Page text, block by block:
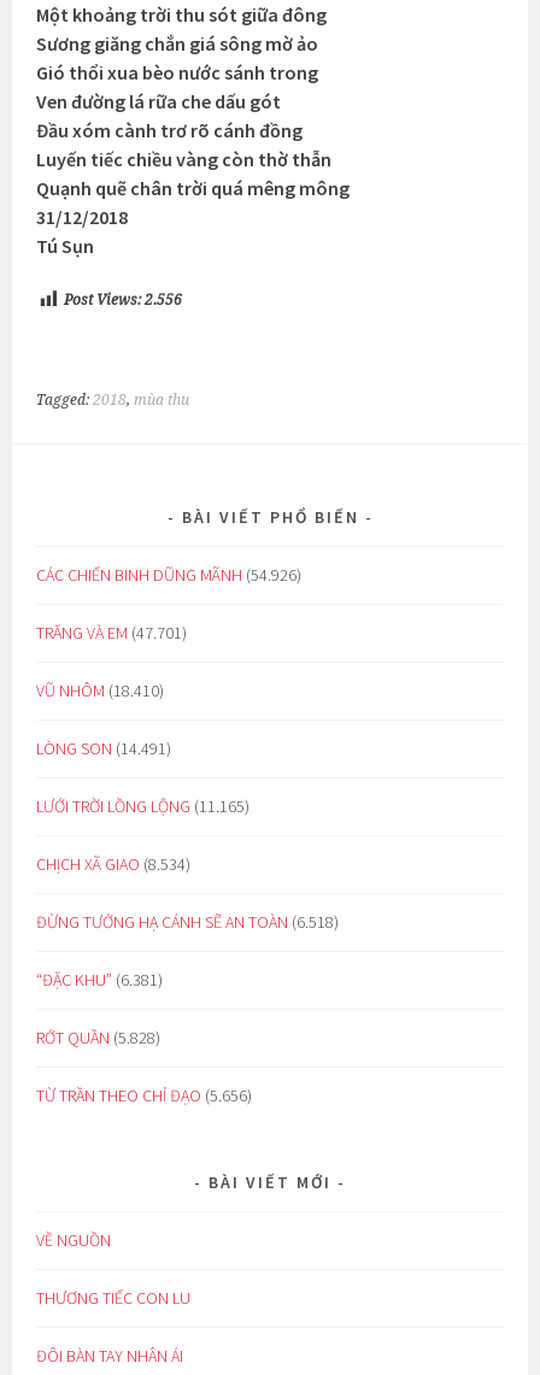
Một khoảng trời thu sót giữa đông
Sương giăng chắn giá sông mờ ảo
Gió thổi xua bèo nước sánh trong
Ven đường lá rữa che dấu gót
Đầu xóm cành trơ rõ cánh đồng
Luyến tiếc chiều vàng còn thờ thẫn
Quạnh quẽ chân trời quá mêng mông
31/12/2018
Tú Sụn
Post Views: 2.556
Tagged:2018,mùa thu
BÀI VIẾT PHỔ BIẾN
CÁC CHIẾN BINH DŨNG MÃNH (54.926)
TRĂNG VÀ EM (47.701)
VŨ NHÔM (18.410)
LÒNG SON (14.491)
LƯỚI TRỜI LỒNG LỘNG (11.165)
CHỊCH XÃ GIAO (8.534)
ĐỪNG TƯỞNG HẠ CÁNH SẼ AN TOÀN (6.518)
“ĐẶC KHU” (6.381)
RỚT QUẦN (5.828)
TỪ TRẦN THEO CHỈ ĐẠO (5.656)
BÀI VIẾT MỚI
VỀ NGUỒN
THƯƠNG TIẾC CON LU
ĐÔI BÀN TAY NHÂN ÁI